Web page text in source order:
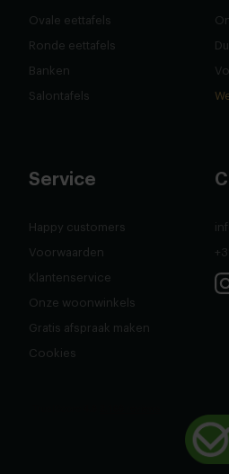
Ovale eettafels
Ronde eettafels
Banken
Salontafels
Service
Happy customers
Voorwaarden
Klantenservice
Onze woonwinkels
Gratis afspraak maken
Cookies